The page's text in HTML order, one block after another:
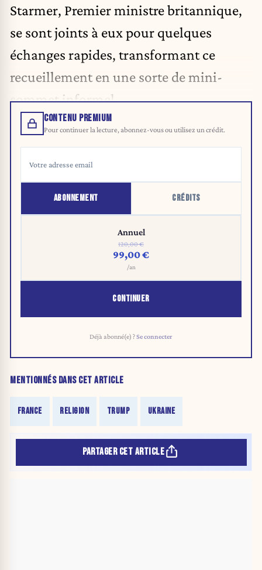
Starmer, Premier ministre britannique,
se sont joints à eux pour quelques
échanges rapides, transformant ce
recueillement en une sorte de mini-
sommet informel.
CONTENU PREMIUM
Pour continuer la lecture, abonnez-vous ou utilisez un crédit.
ABONNEMENT CRÉDITS
Annuel
120,00 €
99,00 €
/an
CONTINUER
Déjà abonné(e) ?Se connecter
MENTIONNÉS DANS CET ARTICLE
FRANCE RELIGION TRUMP UKRAINE
PARTAGER CET ARTICLE